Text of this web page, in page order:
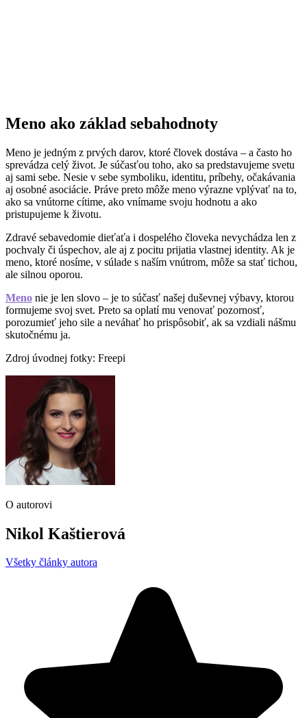
Meno ako základ sebahodnoty
Meno je jedným z prvých darov, ktoré človek dostáva – a často ho
sprevádza celý život. Je súčasťou toho, ako sa predstavujeme svetu
aj sami sebe. Nesie v sebe symboliku, identitu, príbehy, očakávania
aj osobné asociácie. Práve preto môže meno výrazne vplývať na to,
ako sa vnútorne cítime, ako vnímame svoju hodnotu a ako
pristupujeme k životu.
Zdravé sebavedomie dieťaťa i dospelého človeka nevychádza len z
pochvaly či úspechov, ale aj z pocitu prijatia vlastnej identity. Ak je
meno, ktoré nosíme, v súlade s naším vnútrom, môže sa stať tichou,
ale silnou oporou.
Meno nie je len slovo – je to súčasť našej duševnej výbavy, ktorou
formujeme svoj svet. Preto sa oplatí mu venovať pozornosť,
porozumieť jeho sile a neváhať ho prispôsobiť, ak sa vzdiali nášmu
skutočnému ja.
Zdroj úvodnej fotky: Freepi
O autorovi
Nikol Kaštierová
Všetky články autora